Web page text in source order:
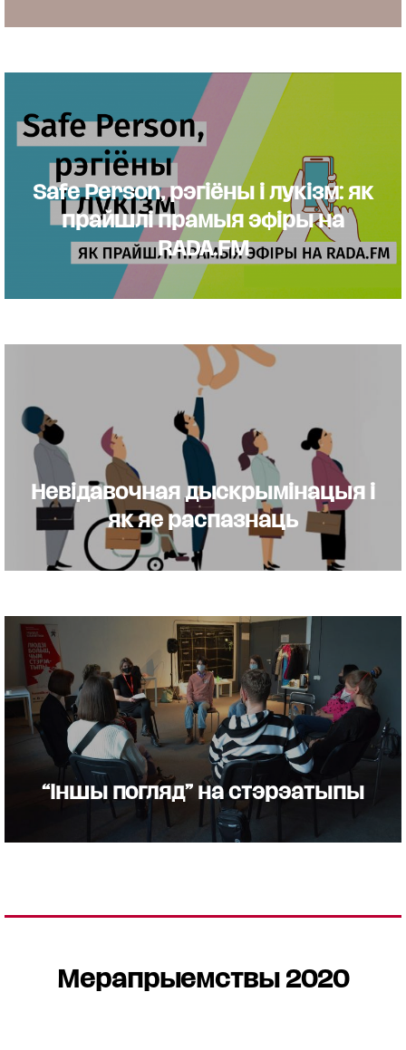
Safe Person, рэгіёны і лукізм: як
прайшлі прамыя эфіры на
RADA.FM
Невідавочная дыскрымінацыя і
як яе распазнаць
“Іншы погляд” на стэрэатыпы
Мерапрыемствы 2020